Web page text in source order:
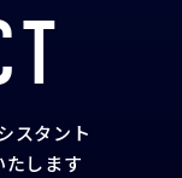
スタント
します